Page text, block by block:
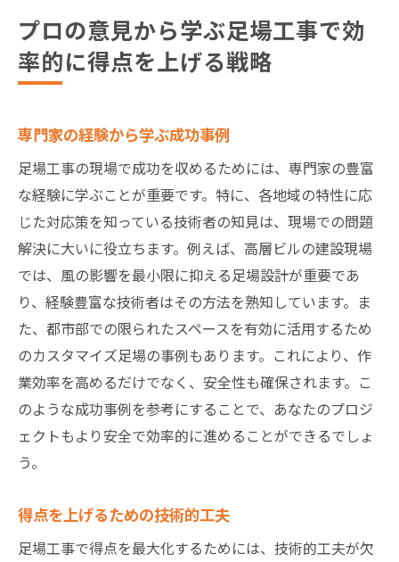
プロの意見から学ぶ足場工事で効
率的に得点を上げる戦略
専門家の経験から学ぶ成功事例
足場工事の現場で成功を収めるためには、専門家の豊富
な経験に学ぶことが重要です。特に、各地域の特性に応
じた対応策を知っている技術者の知見は、現場での問題
解決に大いに役立ちます。例えば、高層ビルの建設現場
では、風の影響を最小限に抑える足場設計が重要であ
り、経験豊富な技術者はその方法を熟知しています。ま
た、都市部での限られたスペースを有効に活用するため
のカスタマイズ足場の事例もあります。これにより、作
業効率を高めるだけでなく、安全性も確保されます。こ
のような成功事例を参考にすることで、あなたのプロジ
ェクトもより安全で効率的に進めることができるでしょ
う。
得点を上げるための技術的工夫
足場工事で得点を最大化するためには、技術的工夫が欠